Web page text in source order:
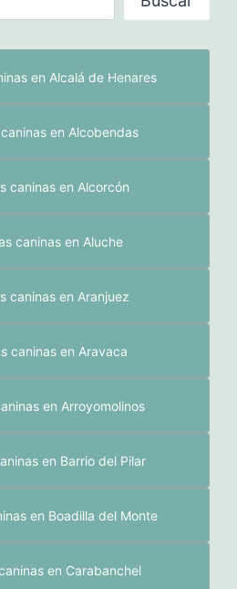
D
b
s
a
t
e
u
u
r
en Alcalá de Henares
en Alcobendas
caninas en Alcorcón
caninas en Aluche
caninas en Aranjuez
caninas en Aravaca
en Arroyomolinos
en Barrio del Pilar
en Boadilla del Monte
en Carabanchel